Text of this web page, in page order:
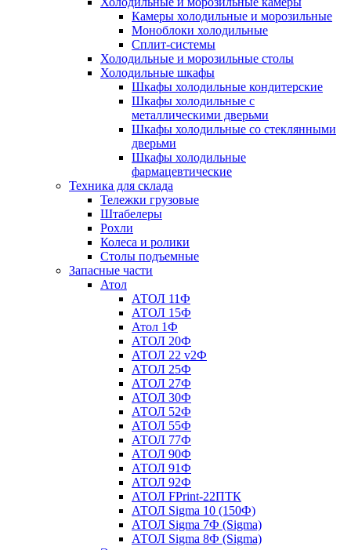
Камеры холодильные и морозильные
Моноблоки холодильные
Сплит-системы
Холодильные и морозильные столы
Холодильные шкафы
Шкафы холодильные кондитерские
Шкафы холодильные с
металлическими дверьми
Шкафы холодильные со стеклянными
дверьми
Шкафы холодильные
фармацевтические
Техника для склада
Тележки грузовые
Штабелеры
Рохли
Колеса и ролики
Столы подъемные
Запасные части
Атол
АТОЛ 11Ф
АТОЛ 15Ф
Атол 1Ф
АТОЛ 20Ф
АТОЛ 22 v2Ф
АТОЛ 25Ф
АТОЛ 27Ф
АТОЛ 30Ф
АТОЛ 52Ф
АТОЛ 55Ф
АТОЛ 77Ф
АТОЛ 90Ф
АТОЛ 91Ф
АТОЛ 92Ф
АТОЛ FPrint-22ПТК
АТОЛ Sigma 10 (150Ф)
АТОЛ Sigma 7Ф (Sigma)
АТОЛ Sigma 8Ф (Sigma)